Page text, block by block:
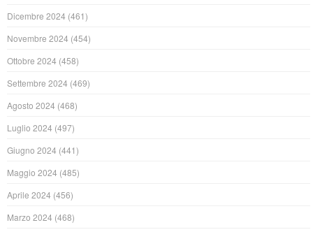
Dicembre 2024 (461)
Novembre 2024 (454)
Ottobre 2024 (458)
Settembre 2024 (469)
Agosto 2024 (468)
Luglio 2024 (497)
Giugno 2024 (441)
Maggio 2024 (485)
Aprile 2024 (456)
Marzo 2024 (468)